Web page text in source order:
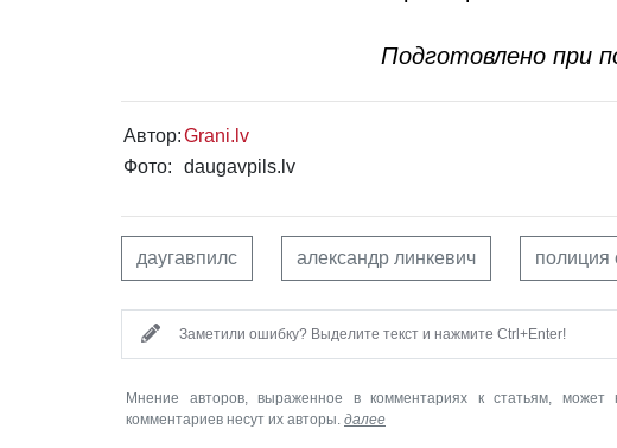
Подготовлено при
Автор:Grani.lv
Фото:
daugavpils.lv
даугавпилс александр линкевич полиция
Заметили ошибку? Выделите текст и нажмите Ctrl+Enter!
Мнение авторов, выраженное в комментариях к статьям, может
комментариев несут их авторы. далее